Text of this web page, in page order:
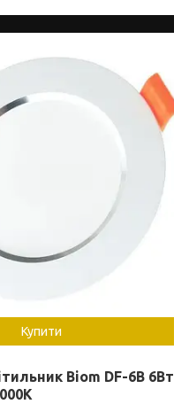
Купити
Biom DF-6B 6Вт